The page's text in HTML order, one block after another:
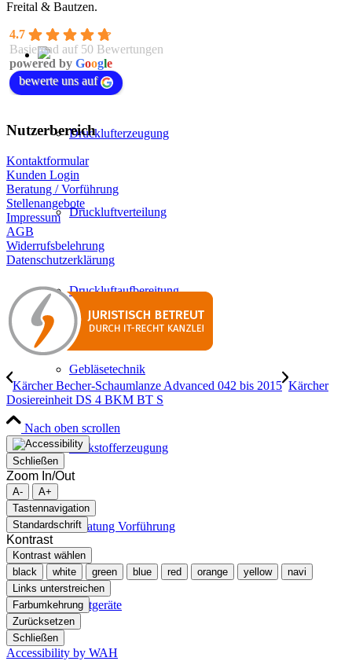
Drucklufterzeugung
Druckluftverteilung
Druckluftaufbereitung
Gebläsetechnik
Stickstofferzeugung
Beratung Vorführung
Mietgeräte
Freital & Bautzen.
4.7
Basierend auf 50 Bewertungen
powered by Google
bewerte uns auf
Nutzerbereich
Kontaktformular
Kunden Login
Beratung / Vorführung
Stellenangebote
Impressum
AGB
Widerrufsbelehrung
Datenschutzerklärung
Kärcher Becher-Schaumlanze Advanced 042 bis 2015 Kärcher
Dosiereinheit DS 4 BKM BT S
Nach oben scrollen
Schließen
Zoom In/Out
A-
A+
Tastennavigation
Standardschrift
Kontrast
Kontrast wählen
black
white green blue red orange yellow
navi
Links unterstreichen
Farbumkehrung
Zurücksetzen
Schließen
Accessibility by WAH